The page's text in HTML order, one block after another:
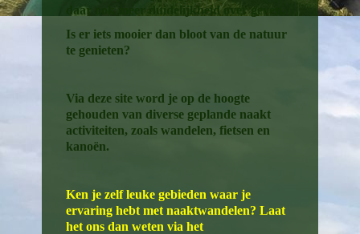
daar ook meer duidelijkheid over geven.
Is er iets mooier dan bloot van de natuur
te genieten?
Via deze site word je op de hoogte
gehouden van diverse geplande naakt
activiteiten, zoals wandelen, fietsen en
kanoën.
Ken je zelf leuke gebieden waar je
ervaring hebt met naaktwandelen? Laat
het ons dan weten via het